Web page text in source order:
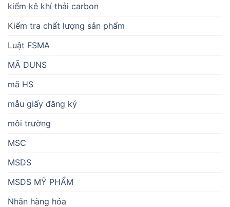
kiểm kê khí thải carbon
Kiểm tra chất lượng sản phẩm
Luật FSMA
MÃ DUNS
mã HS
mẫu giấy đăng ký
môi trường
MSC
MSDS
MSDS MỸ PHẨM
Nhãn hàng hóa